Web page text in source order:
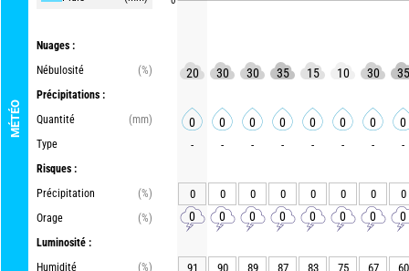
MÉTÉO
Nuages :
Nébulosité
(%)
Précipitations :
Quantité
(mm)
Type
Risques :
Précipitation
(%)
Orage
(%)
Luminosité :
Humidité
(%)
20 30 30 35 15 10 30 35
0 0 0 0 0 0 0 0
- - - - - - - -
0 0 0 0 0 0 0 0
0 0 0 0 0 0 0 0
91 90 89 87 83 75 67
60